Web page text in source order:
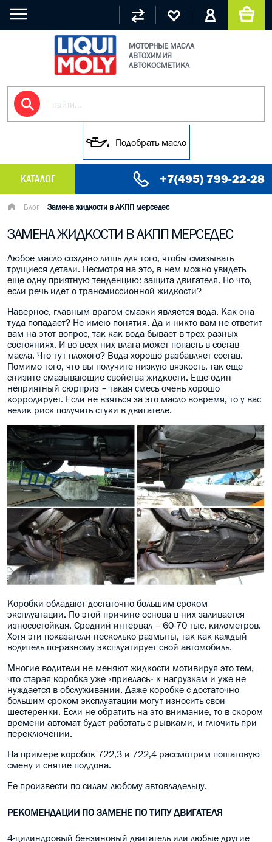
МОТОРНЫЕ МАСЛА
АВТОХИМИЯ
АВТОКОСМЕТИКА
Подобрать масло
КАТАЛОГ +7(495) 799-22-28
МАСЛО МОТОРНОЕ
ГРУЗОВЫЕ МАСЛА
ГИДРАВЛИЧЕСКИЕ МАСЛА
МАСЛО В КОРОБКУ
КОНСИСТЕНТНАЯ СМАЗКА
БОЧКИ МАСЛА
ИНДУСТРИАЛЬНЫЕ МАСЛА
АНТИФРИЗЫ СПЕЦЖИДКОСТИ
АВТО КОСМЕТИКА
МОТО МАСЛА
ВСЕ БРЕНДЫ
Блог Замена жидкости в АКПП мерседес
ЗАМЕНА ЖИДКОСТИ В АКПП МЕРСЕДЕС
Любое масло создано лишь для того, чтобы смазывать
трущиеся детали. Несмотря на это, в нем можно увидеть
еще одну приятную тенденцию: защита двигателя. Но что,
если речь идет о трансмиссионной жидкости?
Наверное, главным врагом смазки является вода. Как она
туда попадает? Не имею понятия. Да и никто вам не ответит
вам на этот вопрос, так как вода бывает в трех разных
состояниях. И во всех них влага может попасть в состав
масла. Что тут плохого? Вода хорошо разбавляет состав.
Помимо того, что вы получите низкую вязкость, так еще
снизите смазывающие свойства жидкости. Еще один
неприятный сюрприз – такая смесь очень хорошо
корродирует. Если не взяться за это масло вовремя, то у вас
велик риск получить стуки в двигателе.
Коробки обладают достаточно большим сроком
эксплуатации. По этой причине основа в них заливается
износостойкая. Средний интервал – 60-70 тыс. километров.
Хотя эти показатели несколько размыты, так как каждый
водитель по-разному эксплуатирует свой автомобиль.
Многие водители не меняют жидкости мотивируя это тем,
что старая коробка уже «приелась» к нагрузкам и уже не
нуждается в обслуживании. Даже коробке с достаточно
большим сроком эксплуатации могут износить свои
шестеренки. Если не обратить на это внимание, то в скором
времени автомат будет работать с рывками, и глючить при
переключении.
На примере коробок 722,3 и 722,4 рассмотрим пошаговую
смену и снятие поддона.
Ее произвести по силам любому автовладельцу.
РЕКОМЕНДАЦИИ ПО ЗАМЕНЕ ПО ТИПУ ДВИГАТЕЛЯ
4-цилиндровый бензиновый двигатель или любые другие